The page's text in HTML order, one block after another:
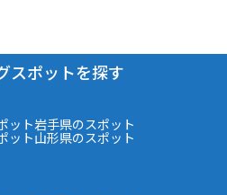
スポットを探す
ット岩手県のスポット
ット山形県のスポット